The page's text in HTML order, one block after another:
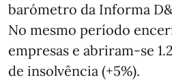
barómetro da Informa
No mesmo período
empresas e abriram‑se
de insolvência (+5%).